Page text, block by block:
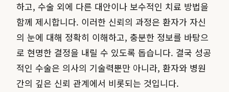
하고, 수술 외에 다른 대안이나 보수적인 치료 방법을
함께 제시합니다. 이러한 신뢰의 과정은 환자가 자신
의 눈에 대해 정확히 이해하고, 충분한 정보를 바탕으
로 현명한 결정을 내릴 수 있도록 돕습니다. 결국 성공
적인 수술은 의사의 기술력뿐만 아니라, 환자와 병원
간의 깊은 신뢰 관계에서 비롯되는 것입니다.